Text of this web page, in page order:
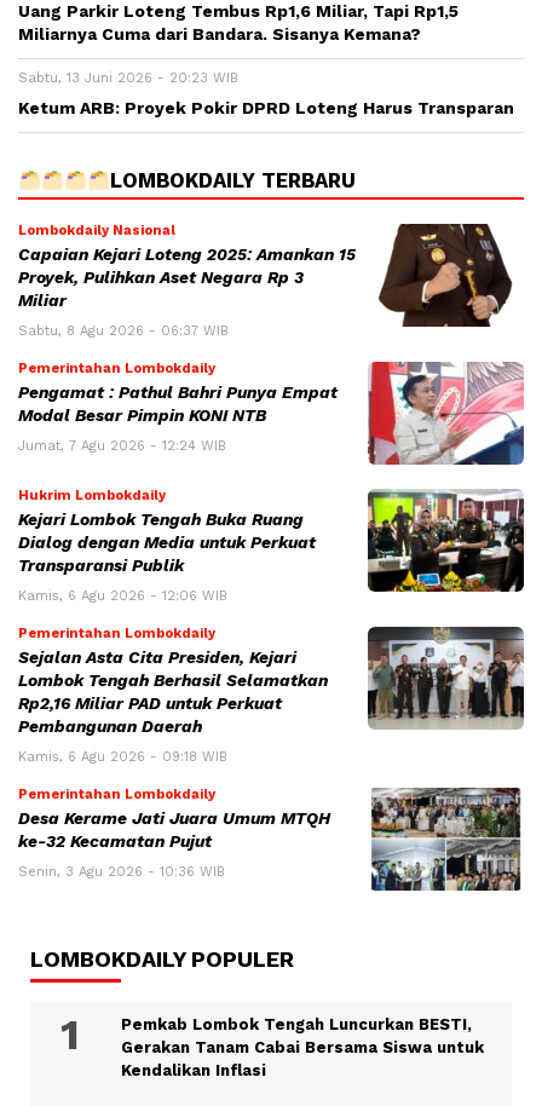
Uang Parkir Loteng Tembus Rp1,6 Miliar, Tapi Rp1,5
Miliarnya Cuma dari Bandara. Sisanya Kemana?
Sabtu, 13 Juni 2026 - 20:23 WIB
Ketum ARB: Proyek Pokir DPRD Loteng Harus Transparan
LOMBOKDAILY TERBARU
Lombokdaily Nasional
Capaian Kejari Loteng 2025: Amankan 15
Proyek, Pulihkan Aset Negara Rp 3
Miliar
Sabtu, 8 Agu 2026 - 06:37 WIB
Pemerintahan Lombokdaily
Pengamat : Pathul Bahri Punya Empat
Modal Besar Pimpin KONI NTB
Jumat, 7 Agu 2026 - 12:24 WIB
Hukrim Lombokdaily
Kejari Lombok Tengah Buka Ruang
Dialog dengan Media untuk Perkuat
Transparansi Publik
Kamis, 6 Agu 2026 - 12:06 WIB
Pemerintahan Lombokdaily
Sejalan Asta Cita Presiden, Kejari
Lombok Tengah Berhasil Selamatkan
Rp2,16 Miliar PAD untuk Perkuat
Pembangunan Daerah
Kamis, 6 Agu 2026 - 09:18 WIB
Pemerintahan Lombokdaily
Desa Kerame Jati Juara Umum MTQH
ke-32 Kecamatan Pujut
Senin, 3 Agu 2026 - 10:36 WIB
LOMBOKDAILY POPULER
Pemkab Lombok Tengah Luncurkan BESTI,
Gerakan Tanam Cabai Bersama Siswa untuk
Kendalikan Inflasi